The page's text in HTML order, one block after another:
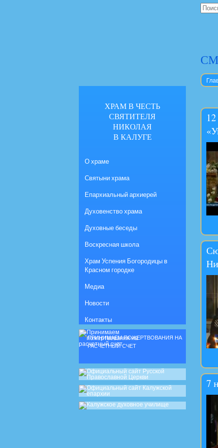
7
ХРАМ В ЧЕСТЬ
СВЯТИТЕЛЯ
НИКОЛАЯ
В КАЛУГЕ
О храме
Святыни храма
Епархиальный архиерей
Духовенство храма
Духовные беседы
Воскресная школа
Храм Успения Богородицы в
Красном городке
Медиа
Новости
Контакты
ПРИНИМАЕМ ПОЖЕРТВОВАНИЯ НА
РАСЧЕТНЫЙ СЧЕТ